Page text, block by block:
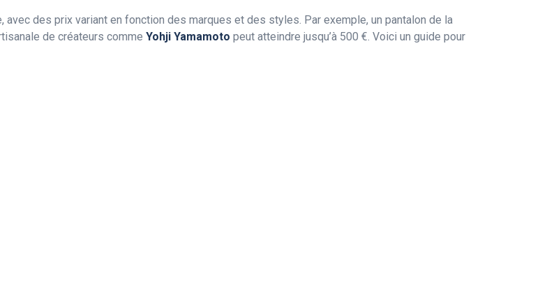
avec des prix variant en fonction des marques et des styles. Par exemple, un pantalon de la
de créateurs comme Yohji Yamamoto peut atteindre jusqu’à 500 €. Voici un guide pour